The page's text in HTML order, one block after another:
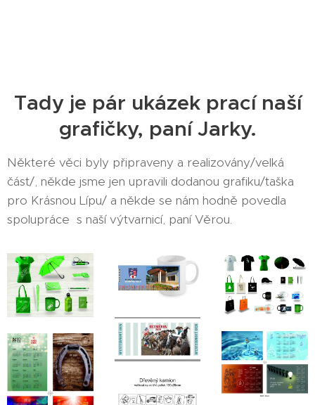
Tady je pár ukázek prací naší
grafičky, paní Jarky.
Některé věci byly připraveny a realizovány/velká
část/, někde jsme jen upravili dodanou grafiku/taška
pro Krásnou Lípu/ a někde se nám hodně povedla
spolupráce s naší výtvarnicí, paní Věrou.